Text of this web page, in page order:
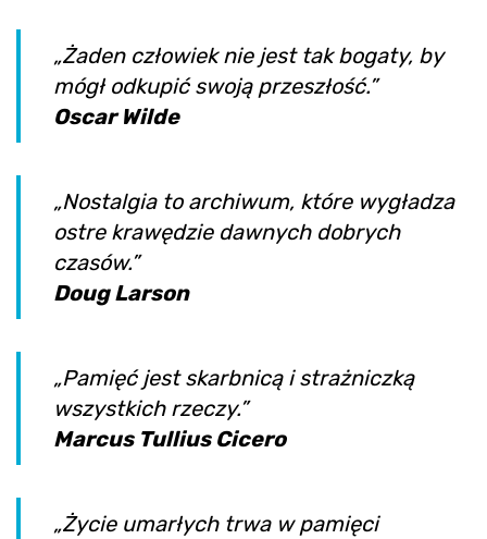
„Żaden człowiek nie jest tak bogaty, by
mógł odkupić swoją przeszłość.”
Oscar Wilde
„Nostalgia to archiwum, które wygładza
ostre krawędzie dawnych dobrych
czasów.”
Doug Larson
„Pamięć jest skarbnicą i strażniczką
wszystkich rzeczy.”
Marcus Tullius Cicero
„Życie umarłych trwa w pamięci